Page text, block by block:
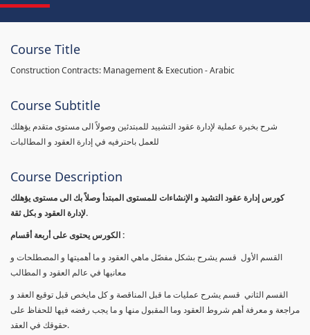
Course Title
Construction Contracts: Management & Execution - Arabic
Course Subtitle
شرح بخبرة عملية لإدارة عقود التشييد للمبتدئين وصولاً الى مستوى متقدم يؤهلك
للعمل باحترفيه في إدارة العقود و المطالبات
Course Description
كورس إدارة عقود التشيد و الإنشاءات للمستوى المبتدأ وصلاً بك الى مستوى يؤهلك
لإدارة العقود و بكل ثقة.
الكورس يحتوى على أربعة أقسام :
القسم الأول قسم يشرح بشكل مفصّل ماهي العقود و ما أهميتها و المصطلحات و
معانيها في عالم العقود و المطالب
القسم الثاني قسم يشرح عمليات ما قبل المناقصة و كل مايخص قبل توقيع العقد و
مراجعة و معرفة أهم شروط العقود وما المقبول منها و ما يجب رفضه فيها للحفاظ على
حقوقك في العقد.